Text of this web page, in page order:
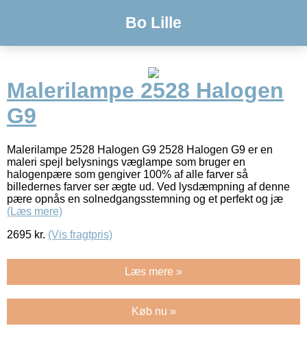
Bo Lille
Malerilampe 2528 Halogen
G9
Malerilampe 2528 Halogen G9 2528 Halogen G9 er en
maleri spejl belysnings væglampe som bruger en
halogenpære som gengiver 100% af alle farver så
billedernes farver ser ægte ud. Ved lysdæmpning af denne
pære opnås en solnedgangsstemning og et perfekt og jæ
(Læs mere)
2695 kr. (Vis fragtpris)
Læs mere »
Køb nu »